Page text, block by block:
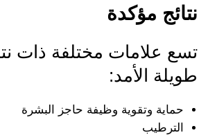
نتائج مؤكدة
تسع علامات مختلفة ذات
طويلة الأمد:
حماية وتقوية وظيفة حاجز البشرة
الترطيب